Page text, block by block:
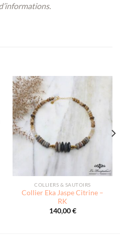
COLLIERS & SAUTOIRS
Collier Eka Jaspe Citrine –
RK
140,00€